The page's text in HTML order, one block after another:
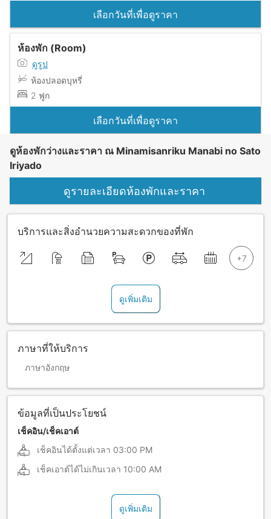
เลือกวันที่เพื่อดูราคา
ห้องพัก (Room)
ดูรูป
ห้องปลอดบุหรี่
2 ฟูก
เลือกวันที่เพื่อดูราคา
ดูห้องพักว่างและราคา ณ Minamisanriku Manabi no Sato
Iriyado
ดูรายละเอียดห้องพักและราคา
บริการและสิ่งอำนวยความสะดวกของที่พัก
ดูเพิ่มเติม
ภาษาที่ให้บริการ
ภาษาอังกฤษ
ข้อมูลที่เป็นประโยชน์
เช็คอิน/เช็คเอาต์
เช็คอินได้ตั้งแต่เวลา 03:00 PM
เช็คเอาต์ได้ไม่เกินเวลา 10:00 AM
ดูเพิ่มเติม